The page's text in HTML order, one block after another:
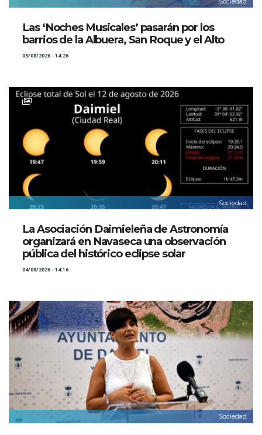
Las ‘Noches Musicales’ pasarán por los
barrios de la Albuera, San Roque y el Alto
05/08/2026 - 14:26
Sociedad
La Asociación Daimieleña de Astronomía
organizará en Navaseca una observación
pública del histórico eclipse solar
04/08/2026 - 14:16
Sociedad